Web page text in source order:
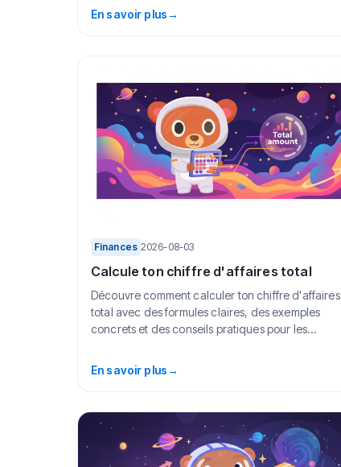
pou...
En savoir plus→
Finances 2026-08-03
Calcule ton chiffre d'affaires total
Découvre comment calculer ton chiffre d'affaires
total avec des formules claires, des exemples
concrets et des conseils pratiques pour les
En savoir plus→